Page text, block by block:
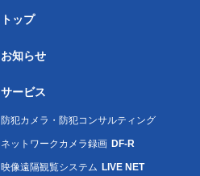
トップ
お知らせ
サービス
防犯カメラ・防犯コンサルティング
ネットワークカメラ録画 DF-R
映像遠隔観覧システム LIVE NET